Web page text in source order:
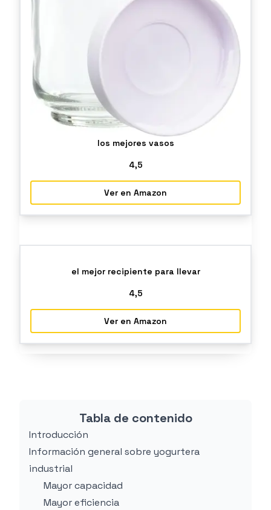
los mejores vasos
4,5
Ver en Amazon
el mejor recipiente para llevar
4,5
Ver en Amazon
Tabla de contenido
Introducción
Información general sobre yogurtera
industrial
Mayor capacidad
Mayor eficiencia